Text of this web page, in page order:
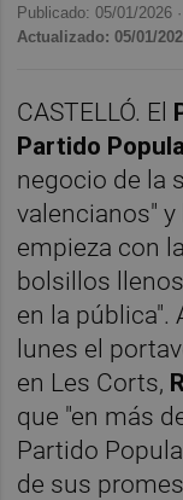
Publicado: 05/01/2026 ·
Actualizado: 05/01/
CASTELLÓ. El
Partido
negocio de la
valencianos"
empieza con
bolsillos
en la pública".
lunes el
en Les Corts,
que "en más
Partido
de sus